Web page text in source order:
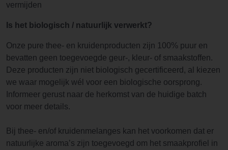
vermijden
Is het biologisch / natuurlijk verwerkt?
Onze pure thee- en kruidenproducten zijn 100% puur en
bevatten geen toegevoegde geur-, kleur- of smaakstoffen.
Deze producten zijn niet biologisch gecertificeerd, al kiezen
we waar mogelijk wél voor een biologische oorsprong.
Informeer gerust naar de herkomst van de huidige batch
voor meer details.
Bij thee- en/of kruidenmelanges kan het voorkomen dat er
natuurlijke aroma’s zijn toegevoegd om het smaakprofiel in